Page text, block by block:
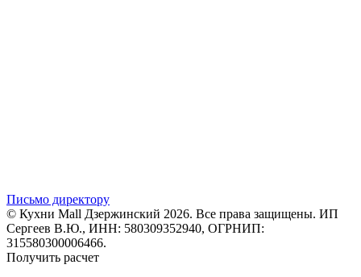
Письмо директору
© Кухни Mall Дзержинский 2026. Все права защищены. ИП
Сергеев В.Ю., ИНН: 580309352940, ОГРНИП:
315580300006466.
Получить расчет